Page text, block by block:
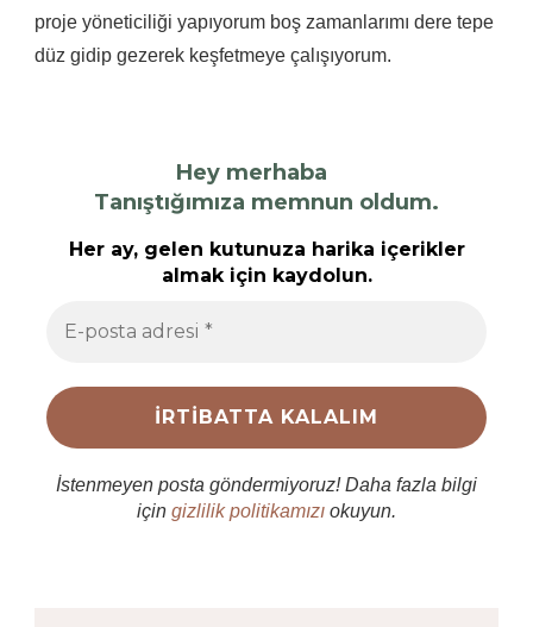
proje yöneticiliği yapıyorum boş zamanlarımı dere tepe
düz gidip gezerek keşfetmeye çalışıyorum.
Hey merhaba
Tanıştığımıza memnun oldum.
Her ay, gelen kutunuza harika içerikler
almak için kaydolun.
İstenmeyen posta göndermiyoruz! Daha fazla bilgi
için gizlilik politikamızı okuyun.